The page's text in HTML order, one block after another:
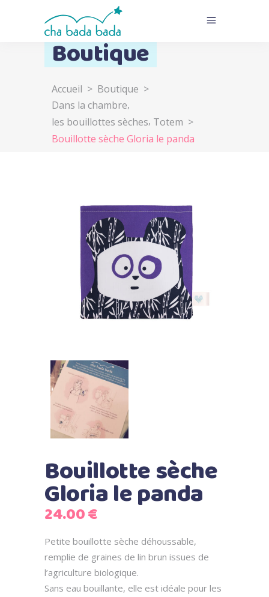
Boutique
Accueil > Boutique >
Dans la chambre,
les bouillottes sèches, Totem >
Bouillotte sèche Gloria le panda
Bouillotte sèche
Gloria le panda
24.00€
Petite bouillotte sèche déhoussable,
remplie de graines de lin brun issues de
l’agriculture biologique.
Sans eau bouillante, elle est idéale pour les